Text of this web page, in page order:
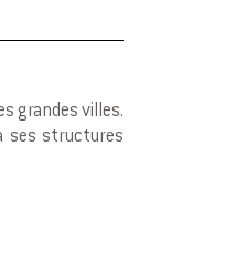
grandes villes.
ses structures